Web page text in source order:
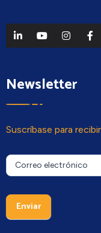
Newsletter
Suscríbase para
Newsletter
Correo electrónico
Enviar
humano,
este
campo